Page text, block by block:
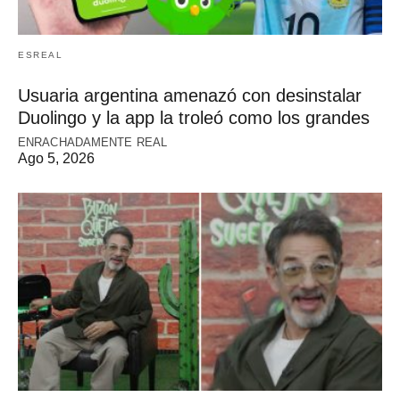
ESREAL
Usuaria argentina amenazó con desinstalar
Duolingo y la app la troleó como los grandes
ENRACHADAMENTE REAL
Ago 5, 2026